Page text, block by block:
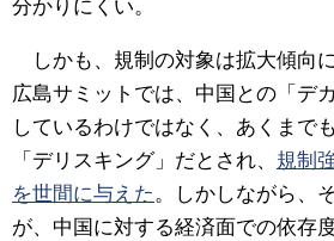
分かりにくい。
しかも、規制の対象は拡大傾向
広島サミットでは、中国との「デ
しているわけではなく、あくまで
「デリスキング」だとされ、 規制
を世間に与えた。しかしながら、
が、中国に対する経済面での依存